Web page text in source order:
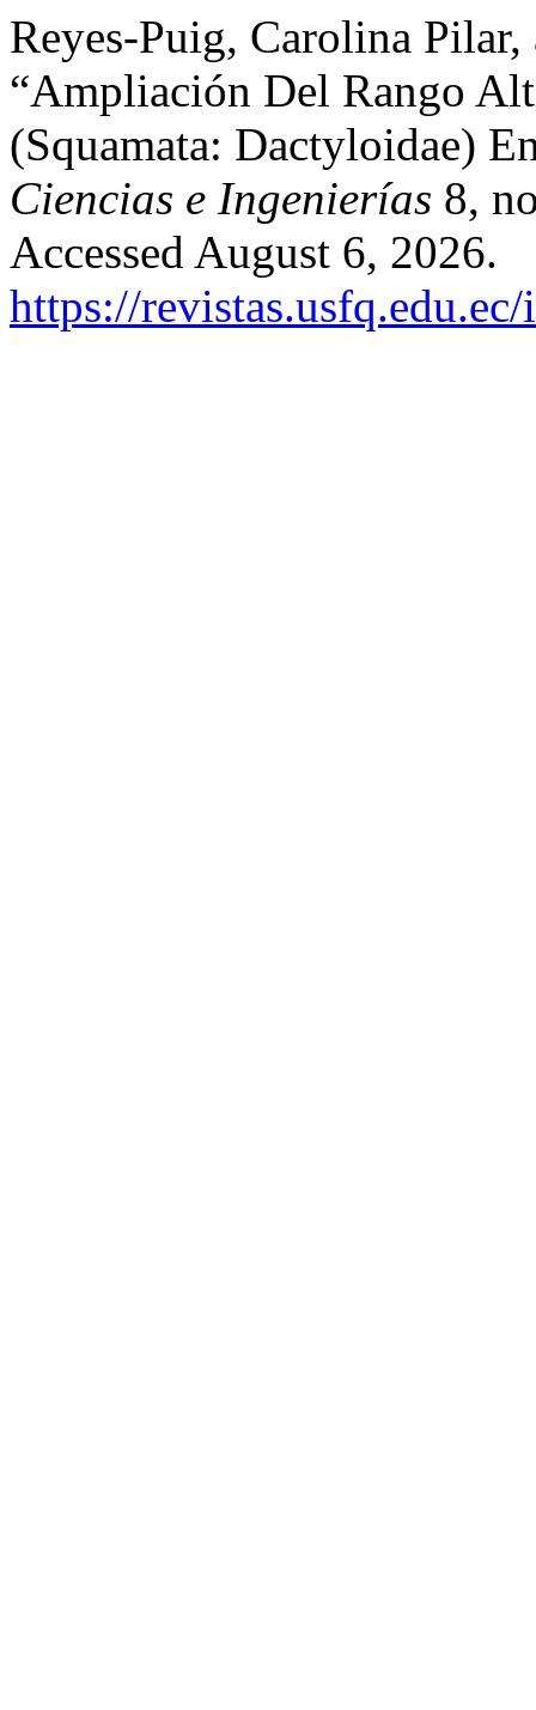
Reyes-Puig, Carolina
“Ampliación Del Rango
(Squamata: Dactyloidae)
Ciencias e Ingenierías 8,
Accessed August 6, 2026.
https://